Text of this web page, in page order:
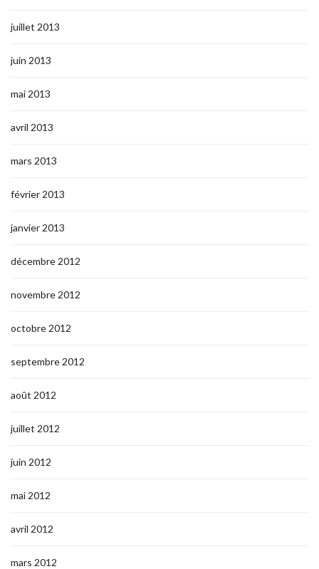
juillet 2013
juin 2013
mai 2013
avril 2013
mars 2013
février 2013
janvier 2013
décembre 2012
novembre 2012
octobre 2012
septembre 2012
août 2012
juillet 2012
juin 2012
mai 2012
avril 2012
mars 2012